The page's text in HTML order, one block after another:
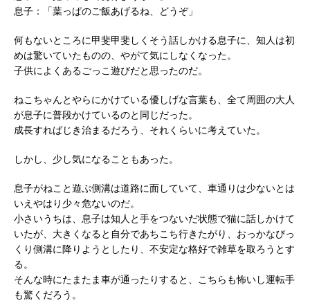
息子：「葉っぱのご飯あげるね、どうぞ」
何もないところに甲斐甲斐しくそう話しかける息子に、知人は初
めは驚いていたものの、やがて気にしなくなった。
子供によくあるごっこ遊びだと思ったのだ。
ねこちゃんとやらにかけている優しげな言葉も、全て周囲の大人
が息子に普段かけているのと同じだった。
成長すればじき治まるだろう、それくらいに考えていた。
しかし、少し気になることもあった。
息子がねこと遊ぶ側溝は道路に面していて、車通りは少ないとは
いえやはり少々危ないのだ。
小さいうちは、息子は知人と手をつないだ状態で猫に話しかけて
いたが、大きくなると自分であちこち行きたがり、おっかなびっ
くり側溝に降りようとしたり、不安定な格好で雑草を取ろうとす
る。
そんな時にたまたま車が通ったりすると、こちらも怖いし運転手
も驚くだろう。